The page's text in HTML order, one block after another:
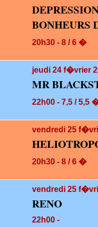
BONHEURS
20h30 - 8 / 6 �
jeudi 24 f�vrier
MR
22h00 - 7,5 / 5,5
vendredi 25
20h30 - 8 / 6 �
vendredi 25
RENO
22h00 -